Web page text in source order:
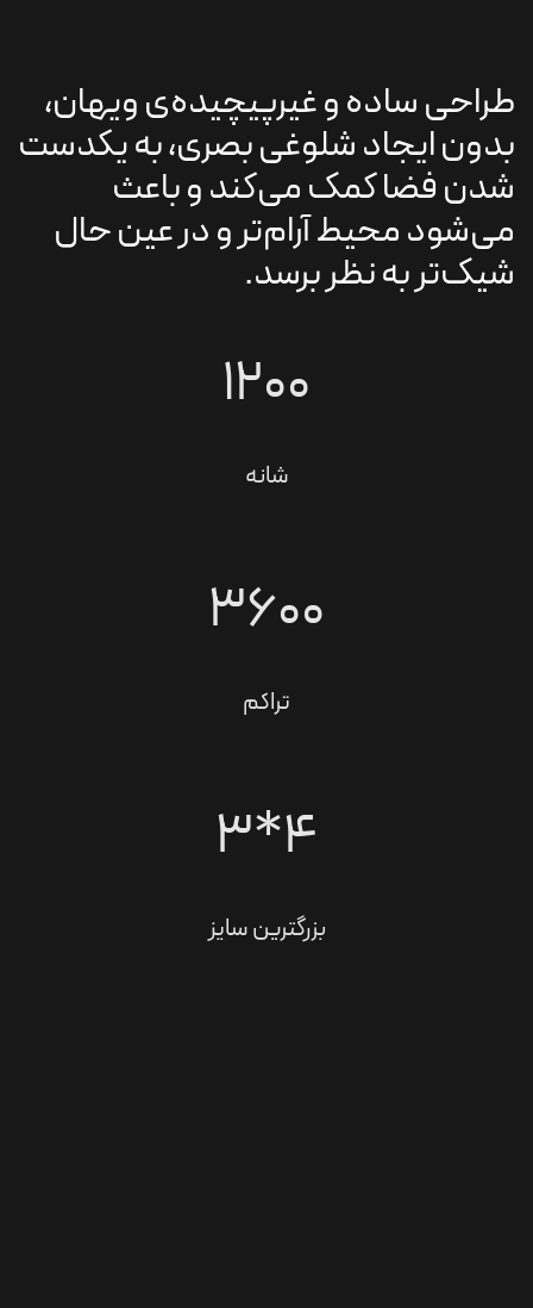
طراحی ساده و غیرپیچیده‌ی ویهان،
بدون ایجاد شلوغی بصری، به یکدست
شدن فضا کمک می‌کند و باعث
می‌شود محیط آرام‌تر و در عین حال
شیک‌تر به نظر برسد.
۱۲۰۰
شانه
۳۶۰۰
تراکم
۴*۳
بزرگترین سایز